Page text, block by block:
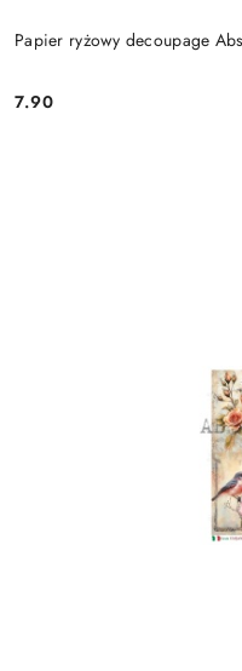
Papier ryżowy decoupage
Cena:
7.90